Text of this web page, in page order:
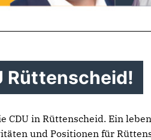
Rüttenscheid!
in Rüttenscheid. Ein
und Positionen für